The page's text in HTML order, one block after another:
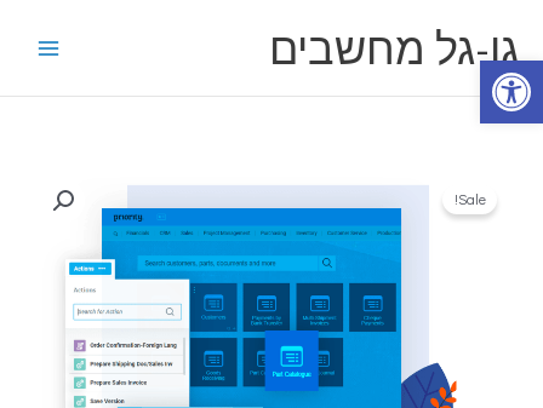
פתח סרגל נגישות
לתוכןגו-גל מחשבים
Sale!